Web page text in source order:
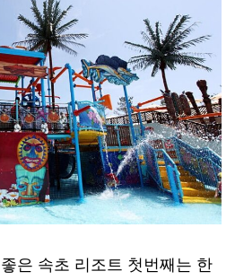
은 속초 리조트 첫번째는 한